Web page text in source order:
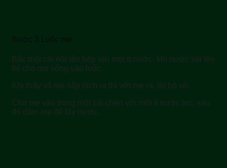
Bước 3 Luộc me
Bắc một cái nồi lên bếp với một ít nước, khi nước sôi lên
thì cho me sống vào luộc.
Khi thấy vỏ me sắp tách ra thì vớt me ra, lột bỏ vỏ.
Cho me vào trong một cái chén với một ít nước lọc, sau
đó dầm me để lấy nước.